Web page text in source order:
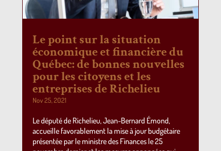
Le point sur la situation
économique et financière du
Québec: de bonnes nouvelles
pour les citoyens et les
entreprises de Richelieu
Nov 25, 2021
Le député de Richelieu, Jean-Bernard Émond,
accueille favorablement la mise à jour budgétaire
présentée par le ministre des Finances le 25